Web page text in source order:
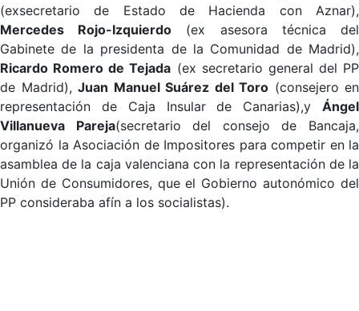
(exsecretario de Estado de Hacienda con Aznar),
Mercedes Rojo-Izquierdo (ex asesora técnica del
Gabinete de la presidenta de la Comunidad de Madrid),
Ricardo Romero de Tejada (ex secretario general del PP
de Madrid), Juan Manuel Suárez del Toro (consejero en
representación de Caja Insular de Canarias),y Ángel
Villanueva Pareja(secretario del consejo de Bancaja,
organizó la Asociación de Impositores para competir en la
asamblea de la caja valenciana con la representación de la
Unión de Consumidores, que el Gobierno autonómico del
PP consideraba afín a los socialistas).